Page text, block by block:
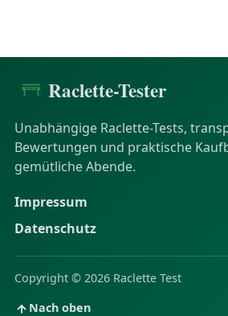
Raclette-Tester
Unabhängige Raclette-Tests,
Bewertungen und praktische
gemütliche Abende.
Impressum
Datenschutz
Copyright © 2026 Raclette Test
Nach oben